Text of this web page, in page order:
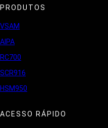
PRODUTOS
VSAM
AIPA
RC700
SCR916
HSM950
ACESSO RÁPIDO